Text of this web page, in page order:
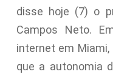
disse hoje (7) o
Campos Neto.
internet em Miami,
que a autonomia